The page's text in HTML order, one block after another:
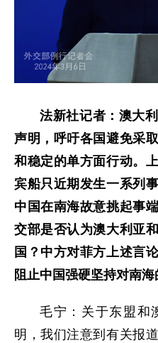
法新社记者：澳大
声明，呼吁各国避免采
和稳定的单方面行动。
宾船只近期发生一系列
中国在南海故意挑起事
交部是否认为澳大利亚
国？中方对菲方上述言
阻止中国强硬坚持对南海
毛宁：关于东盟和
明，我们注意到有关报